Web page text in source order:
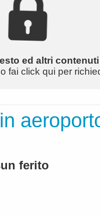
ed altri
fai click qui per
ferito